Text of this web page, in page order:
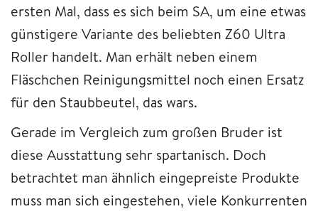
ersten Mal, dass es sich beim SA, um eine etwas
günstigere Variante des beliebten Z60 Ultra
Roller handelt. Man erhält neben einem
Fläschchen Reinigungsmittel noch einen Ersatz
für den Staubbeutel, das wars.
Gerade im Vergleich zum großen Bruder ist
diese Ausstattung sehr spartanisch. Doch
betrachtet man ähnlich eingepreiste Produkte
muss man sich eingestehen, viele Konkurrenten